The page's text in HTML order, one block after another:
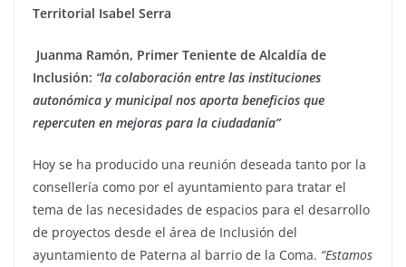
Territorial Isabel Serra
Juanma Ramón, Primer Teniente de Alcaldía de
Inclusión: “la colaboración entre las instituciones
autonómica y municipal nos aporta beneficios que
repercuten en mejoras para la ciudadanía”
Hoy se ha producido una reunión deseada tanto por la
consellería como por el ayuntamiento para tratar el
tema de las necesidades de espacios para el desarrollo
de proyectos desde el área de Inclusión del
ayuntamiento de Paterna al barrio de la Coma. “Estamos